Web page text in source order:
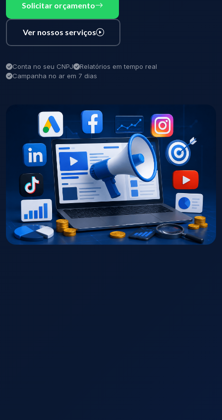
Solicitar orçamento
Ver nossos serviços
Conta no seu CNPJ
Relatórios em tempo real
Campanha no ar em 7 dias